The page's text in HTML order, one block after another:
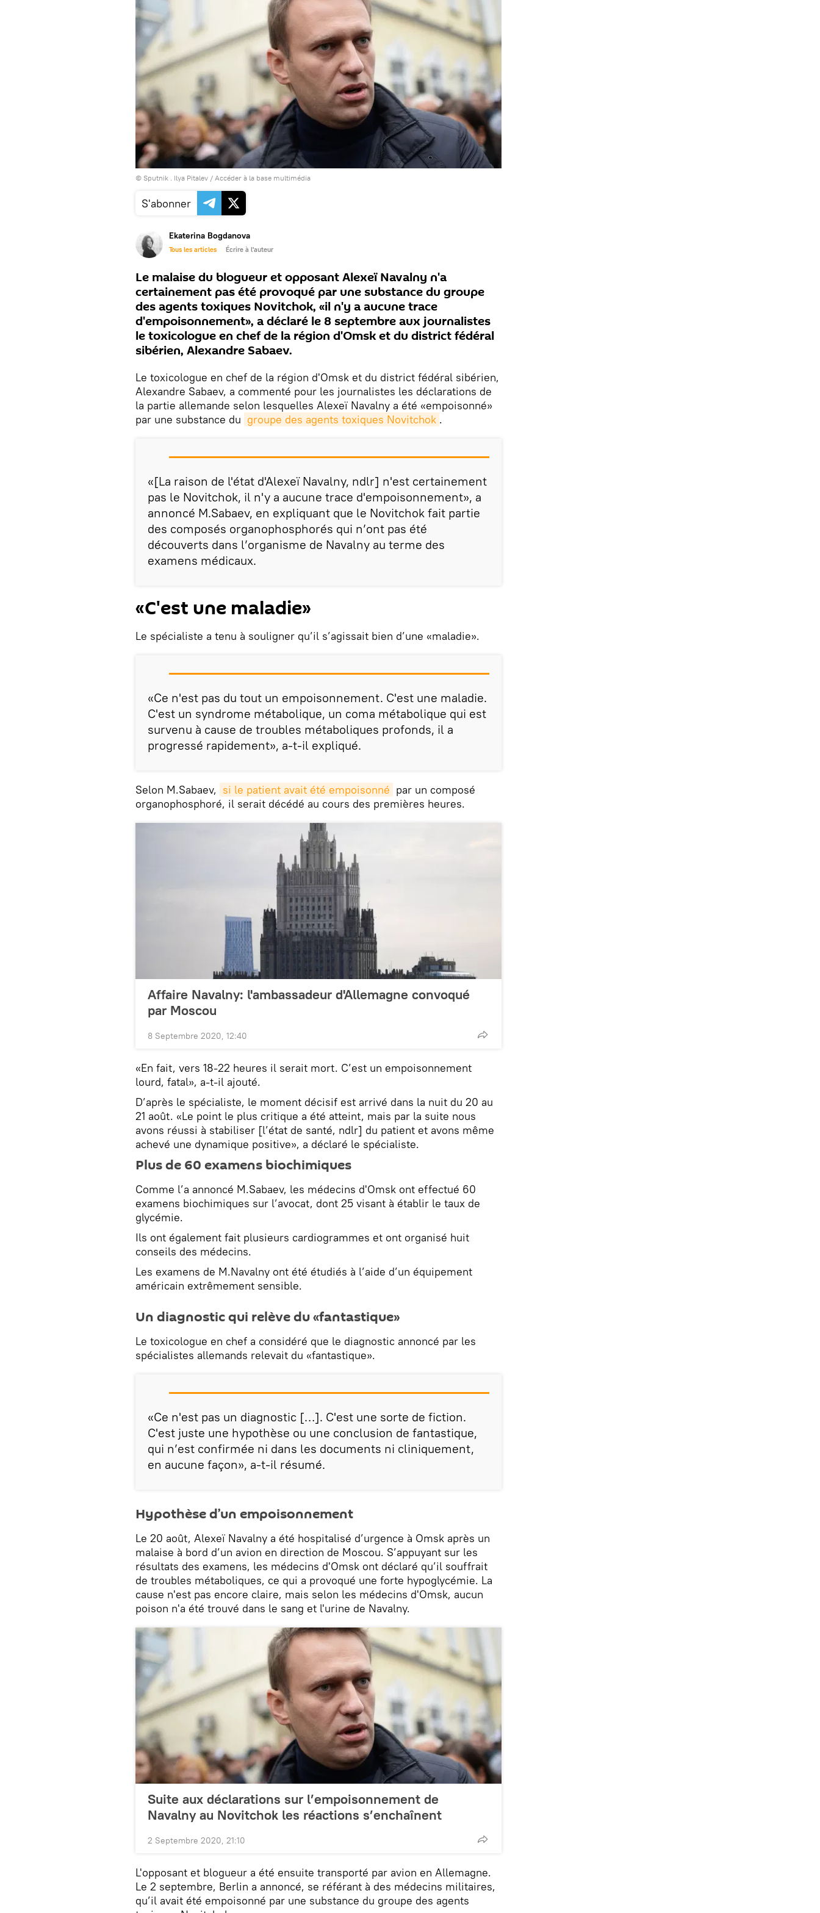
© Sputnik . Ilya Pitalev / Accéder à la base multimédia
S'abonner
Ekaterina Bogdanova
Tous les articles Écrire à l'auteur
Le malaise du blogueur et opposant Alexeï Navalny n'a
certainement pas été provoqué par une substance du groupe
des agents toxiques Novitchok, «il n'y a aucune trace
d'empoisonnement», a déclaré le 8 septembre aux journalistes
le toxicologue en chef de la région d'Omsk et du district fédéral
sibérien, Alexandre Sabaev.
Le toxicologue en chef de la région d'Omsk et du district fédéral sibérien,
Alexandre Sabaev, a commenté pour les journalistes les déclarations de
la partie allemande selon lesquelles Alexeï Navalny a été «empoisonné»
par une substance du groupe des agents toxiques Novitchok .
«[La raison de l'état d'Alexeï Navalny, ndlr] n'est certainement
pas le Novitchok, il n'y a aucune trace d'empoisonnement», a
annoncé M.Sabaev, en expliquant que le Novitchok fait partie
des composés organophosphorés qui n’ont pas été
découverts dans l’organisme de Navalny au terme des
examens médicaux.
«C'est une maladie»
Le spécialiste a tenu à souligner qu’il s’agissait bien d’une «maladie».
«Ce n'est pas du tout un empoisonnement. C'est une maladie.
C'est un syndrome métabolique, un coma métabolique qui est
survenu à cause de troubles métaboliques profonds, il a
progressé rapidement», a-t-il expliqué.
Selon M.Sabaev, si le patient avait été empoisonné par un composé
organophosphoré, il serait décédé au cours des premières heures.
Affaire Navalny: l'ambassadeur d'Allemagne convoqué
par Moscou
8 Septembre 2020, 12:40
«En fait, vers 18-22 heures il serait mort. C’est un empoisonnement
lourd, fatal», a-t-il ajouté.
D’après le spécialiste, le moment décisif est arrivé dans la nuit du 20 au
21 août. «Le point le plus critique a été atteint, mais par la suite nous
avons réussi à stabiliser [l’état de santé, ndlr] du patient et avons même
achevé une dynamique positive», a déclaré le spécialiste.
Plus de 60 examens biochimiques
Comme l’a annoncé M.Sabaev, les médecins d'Omsk ont effectué 60
examens biochimiques sur l’avocat, dont 25 visant à établir le taux de
glycémie.
Ils ont également fait plusieurs cardiogrammes et ont organisé huit
conseils des médecins.
Les examens de M.Navalny ont été étudiés à l’aide d’un équipement
américain extrêmement sensible.
Un diagnostic qui relève du «fantastique»
Le toxicologue en chef a considéré que le diagnostic annoncé par les
spécialistes allemands relevait du «fantastique».
«Ce n'est pas un diagnostic […]. C'est une sorte de fiction.
C'est juste une hypothèse ou une conclusion de fantastique,
qui n’est confirmée ni dans les documents ni cliniquement,
en aucune façon», a-t-il résumé.
Hypothèse d’un empoisonnement
Le 20 août, Alexeï Navalny a été hospitalisé d’urgence à Omsk après un
malaise à bord d’un avion en direction de Moscou. S’appuyant sur les
résultats des examens, les médecins d'Omsk ont déclaré qu’il souffrait
de troubles métaboliques, ce qui a provoqué une forte hypoglycémie. La
cause n'est pas encore claire, mais selon les médecins d'Omsk, aucun
poison n'a été trouvé dans le sang et l'urine de Navalny.
Suite aux déclarations sur l’empoisonnement de
Navalny au Novitchok les réactions s’enchaînent
2 Septembre 2020, 21:10
L'opposant et blogueur a été ensuite transporté par avion en Allemagne.
Le 2 septembre, Berlin a annoncé, se référant à des médecins militaires,
qu’il avait été empoisonné par une substance du groupe des agents